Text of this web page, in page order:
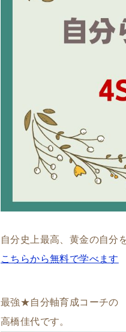
自分史上最高、黄金の自分
こちらから無料で学べます
最強★自分軸育成コーチの
高橋佳代です。